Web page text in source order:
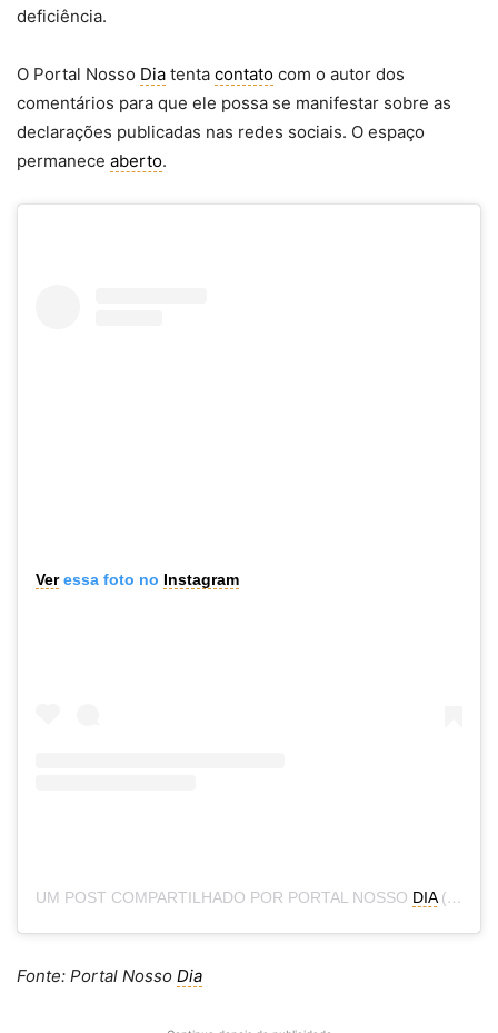
deficiência.
O Portal Nosso Dia tenta contato com o autor dos
comentários para que ele possa se manifestar sobre as
declarações publicadas nas redes sociais. O espaço
permanece aberto.
Veressa foto no Instagram
UM POST COMPARTILHADO POR PORTAL NOSSO DIA(@PORTALNOSSODIA)
Fonte: Portal Nosso Dia